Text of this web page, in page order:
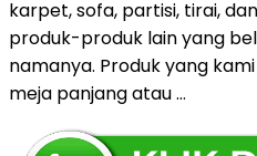
karpet, sofa, partisi, tirai,
produk-produk lain yang
namanya. Produk yang
meja panjang atau …